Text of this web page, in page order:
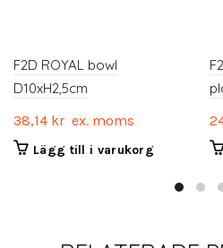
F2D ROYAL bowl
D10xH2,5cm
38,14 kr ex. moms
Lägg till i varukorg